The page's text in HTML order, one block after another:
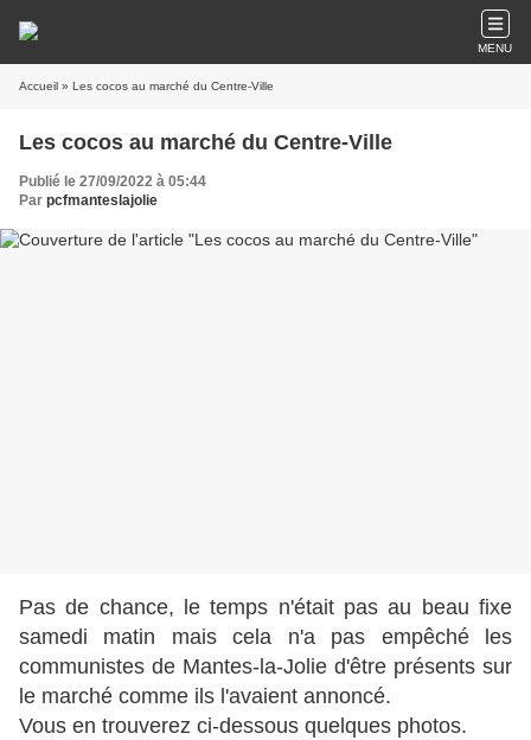
MENU
Accueil » Les cocos au marché du Centre-Ville
Les cocos au marché du Centre-Ville
Publié le 27/09/2022 à 05:44
Par pcfmanteslajolie
Pas de chance, le temps n'était pas au beau fixe
samedi matin mais cela n'a pas empêché les
communistes de Mantes-la-Jolie d'être présents sur
le marché comme ils l'avaient annoncé.
Vous en trouverez ci-dessous quelques photos.